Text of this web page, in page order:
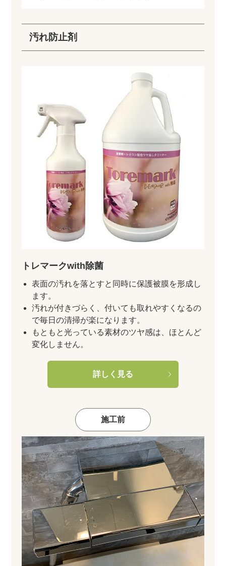
汚れ防止剤
トレマークwith除菌
表面の汚れを落とすと同時に保護被膜を形成し
ます。
汚れが付きづらく、付いても取れやすくなるの
で毎日の清掃が楽になります。
もともと光っている素材のツヤ感は、ほとんど
変化しません。
詳しく見る
施工前